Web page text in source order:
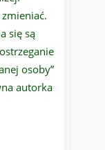
się są
osoby”
autorka